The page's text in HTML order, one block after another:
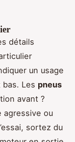
détails
un usage
Les pneus
avant ?
agressive ou
sortez du